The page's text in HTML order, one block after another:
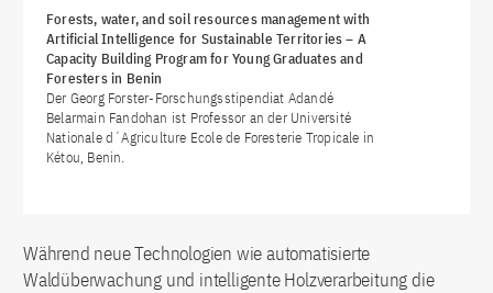
Forests, water, and soil resources management with
Artificial Intelligence for Sustainable Territories – A
Capacity Building Program for Young Graduates and
Foresters in Benin
Der Georg Forster-Forschungsstipendiat Adandé
Belarmain Fandohan ist Professor an der Université
Nationale d´Agriculture Ecole de Foresterie Tropicale in
Kétou, Benin.
Während neue Technologien wie automatisierte
Waldüberwachung und intelligente Holzverarbeitung die